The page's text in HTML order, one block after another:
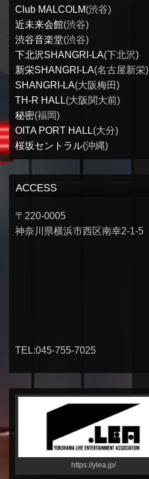
Club MALCOLM(渋谷)
近未来会館(渋谷)
渋谷音楽堂(渋谷)
下北沢SHANGRI-LA(下北沢)
新栄SHANGRI-LA(名古屋新栄)
SHANGRI-LA(大阪梅田)
TH-R HALL(大阪関大前)
秘密(福岡)
OITA PORT HALL(大分)
桜坂セントラル(沖縄)
ACCESS
〒220-0005
神奈川県横浜市西区南幸2-1-5
TEL:045-755-7025
https://ylea.jp/